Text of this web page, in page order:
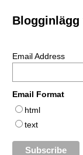
Blogginlägg
Email Address
Email Format
html
text